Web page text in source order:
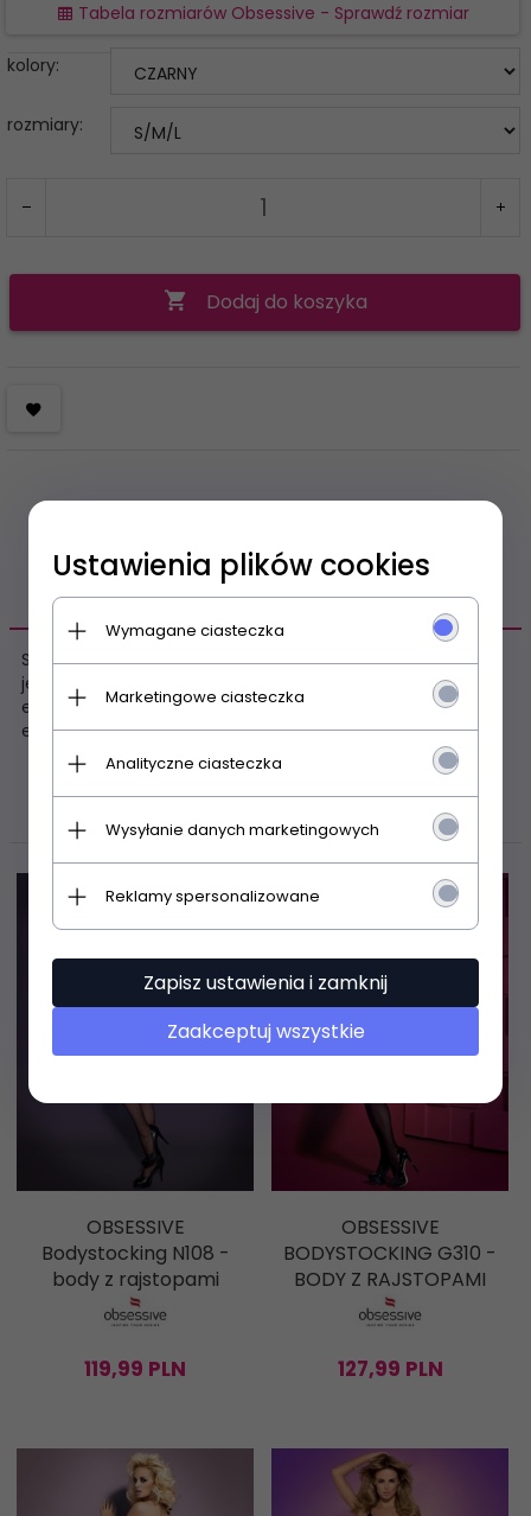
Tabela rozmiarów Obsessive - Sprawdź rozmiar
kolory:
rozmiary:
Dodaj do koszyka
OPIS PRODUKTU
Seksowne bodystocking – czarny top i pończochy w
jednym. Finezyjny deseń, pikantny krój. Niezwykle
elastyczny materiał – doskonale przylega do ciała i
eksponuje figurę (90% nylon, 10% elastan).
POLECAMY
OBSESSIVE
Bodystocking N108 -
body z rajstopami
119,99 PLN
OBSESSIVE
BODYSTOCKING G310 -
BODY Z RAJSTOPAMI
127,99 PLN
Ustawienia plików cookies
Wymagane ciasteczka
Marketingowe ciasteczka
Analityczne ciasteczka
Wysyłanie danych marketingowych
Reklamy spersonalizowane
Zapisz ustawienia i zamknij
Zaakceptuj wszystkie